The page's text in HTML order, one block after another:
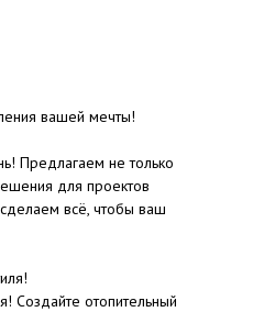
вашей мечты!
Предлагаем не только
для проектов
всё, чтобы ваш
Создайте отопительный